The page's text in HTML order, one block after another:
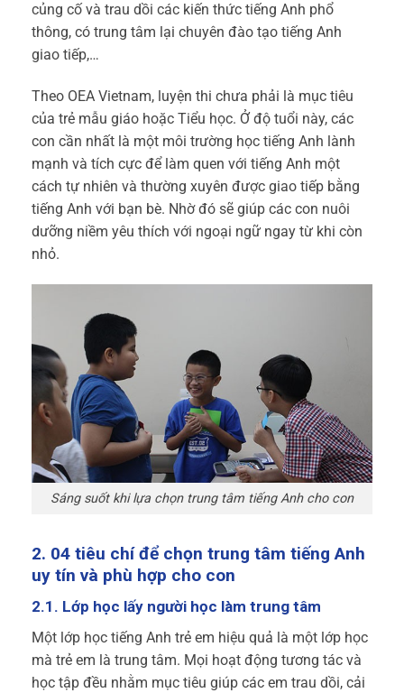
củng cố và trau dồi các kiến thức tiếng Anh phổ
thông, có trung tâm lại chuyên đào tạo tiếng Anh
giao tiếp,…
Theo OEA Vietnam, luyện thi chưa phải là mục tiêu
của trẻ mẫu giáo hoặc Tiểu học. Ở độ tuổi này, các
con cần nhất là một môi trường học tiếng Anh lành
mạnh và tích cực để làm quen với tiếng Anh một
cách tự nhiên và thường xuyên được giao tiếp bằng
tiếng Anh với bạn bè. Nhờ đó sẽ giúp các con nuôi
dưỡng niềm yêu thích với ngoại ngữ ngay từ khi còn
nhỏ.
Sáng suốt khi lựa chọn trung tâm tiếng Anh cho con
2. 04 tiêu chí để chọn trung tâm tiếng Anh
uy tín và phù hợp cho con
2.1. Lớp học lấy người học làm trung tâm
Một lớp học tiếng Anh trẻ em hiệu quả là một lớp học
mà trẻ em là trung tâm. Mọi hoạt động tương tác và
học tập đều nhằm mục tiêu giúp các em trau dồi, cải